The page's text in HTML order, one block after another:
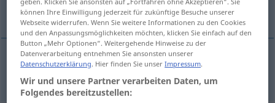
katliama uğratmak
uğratmak
können Ihre Einwilligung jederzeit für zukünftige Besuche unserer
Webseite widerrufen. Wenn Sie weitere Informationen zu den Cookies
und den Anpassungsmöglichkeiten möchten, klicken Sie einfach auf den
Button „Mehr Optionen“. Weitergehende Hinweise zu der
Datenverarbeitung entnehmen Sie ansonsten unserer
Datenschutzerklärung. Hier finden Sie unserImpressum.
Wir und unsere Partner verarbeiten Daten, um
Folgendes bereitzustellen: